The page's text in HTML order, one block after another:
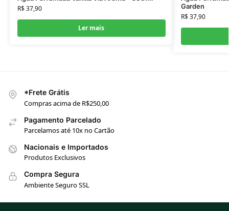
R$37,90
Ler mais
Garden
R$37,90
*Frete Grátis
Compras acima de R$250,00
Pagamento Parcelado
Parcelamos até 10x no Cartão
Nacionais e Importados
Produtos Exclusivos
Compra Segura
Ambiente Seguro SSL